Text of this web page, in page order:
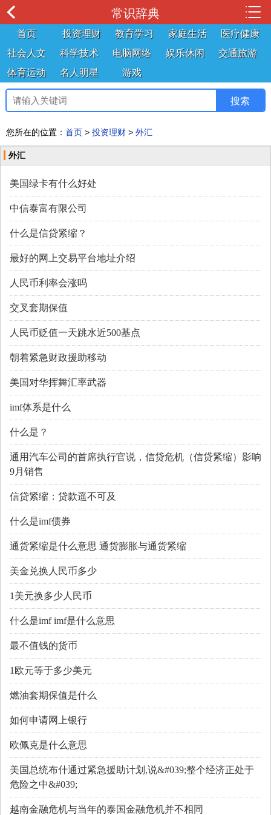
常识辞典
首页 投资理财 教育学习 家庭生活
医疗健康
社会人文
科学技术 电脑网络 娱乐休闲
交通旅游
体育运动
名人明星 游戏
您所在的位置： 首页 > 投资理财 > 外汇
外汇
美国绿卡有什么好处
中信泰富有限公司
什么是信贷紧缩？
最好的网上交易平台地址介绍
人民币利率会涨吗
交叉套期保值
人民币贬值一天跳水近500基点
朝着紧急财政援助移动
美国对华挥舞汇率武器
imf体系是什么
什么是？
通用汽车公司的首席执行官说，信贷危机（信贷紧缩）影响
9月销售
信贷紧缩：贷款遥不可及
什么是imf债券
通货紧缩是什么意思 通货膨胀与通货紧缩
美金兑换人民币多少
1美元换多少人民币
什么是imf imf是什么意思
最不值钱的货币
1欧元等于多少美元
燃油套期保值是什么
如何申请网上银行
欧佩克是什么意思
美国总统布什通过紧急援助计划,说&#039;整个经济正处于
危险之中&#039;
越南金融危机与当年的泰国金融危机并不相同